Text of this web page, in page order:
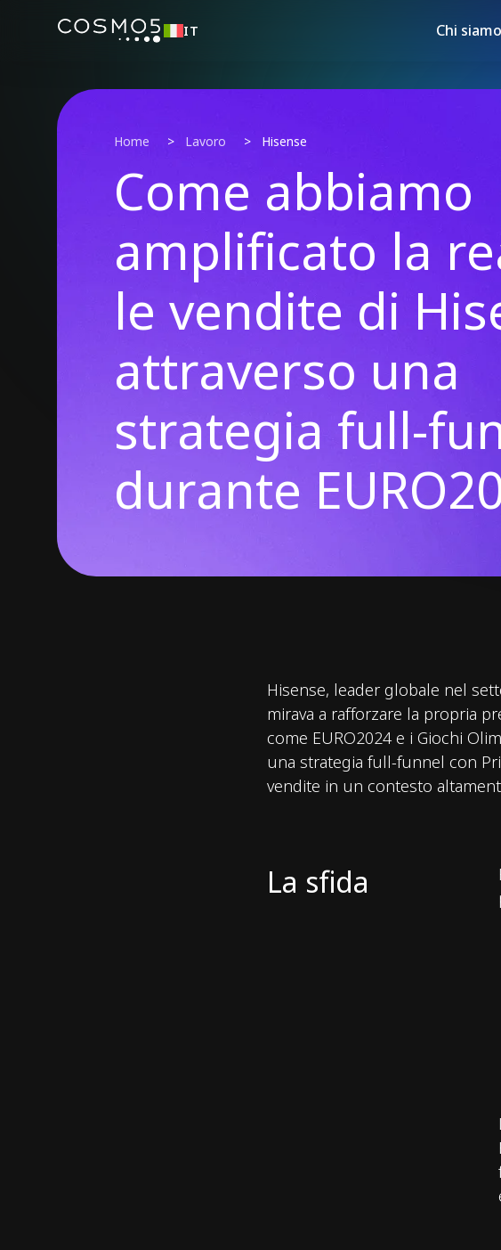
IT Chi siamo
Home > Lavoro > Hisense
Come abbiamo
amplificato la
le vendite di
attraverso una
strategia full-
durante
Hisense, leader globale nel
mirava a rafforzare la propria
come EURO2024 e i Giochi
una strategia full-funnel con
vendite in un contesto
La sfida